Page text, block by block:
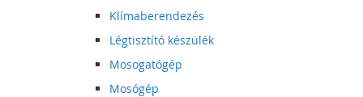
Klímaberendezés
Légtisztító készülék
Mosogatógép
Mosógép